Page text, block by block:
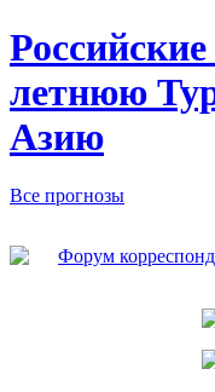
летнюю
Азию
Все прогнозы